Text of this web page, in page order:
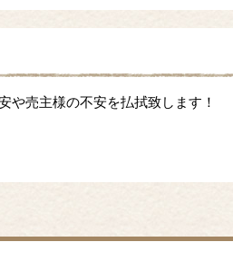
や売主様の不安を払拭致します！